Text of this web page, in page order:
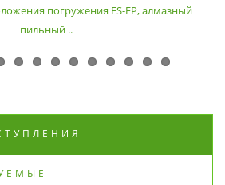
погружения FS-EP, алмазный
пильный ..